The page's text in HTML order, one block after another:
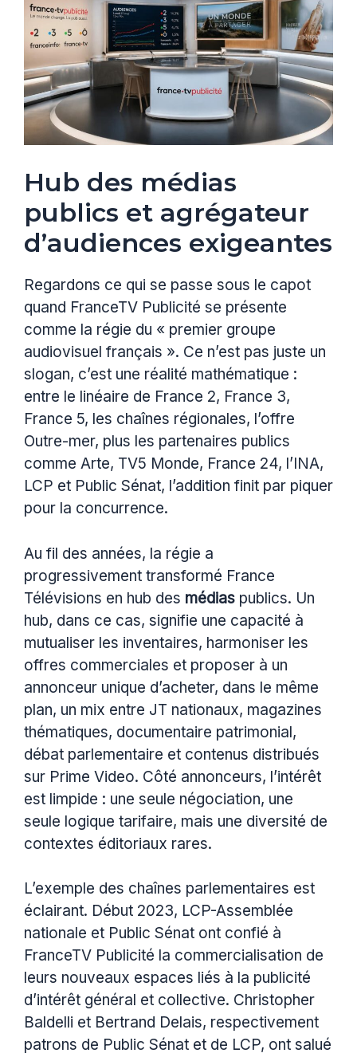
Hub des médias
publics et agrégateur
d’audiences exigeantes
Regardons ce qui se passe sous le capot
quand FranceTV Publicité se présente
comme la régie du « premier groupe
audiovisuel français ». Ce n’est pas juste un
slogan, c’est une réalité mathématique :
entre le linéaire de France 2, France 3,
France 5, les chaînes régionales, l’offre
Outre-mer, plus les partenaires publics
comme Arte, TV5 Monde, France 24, l’INA,
LCP et Public Sénat, l’addition finit par piquer
pour la concurrence.
Au fil des années, la régie a
progressivement transformé France
Télévisions en hub des médias publics. Un
hub, dans ce cas, signifie une capacité à
mutualiser les inventaires, harmoniser les
offres commerciales et proposer à un
annonceur unique d’acheter, dans le même
plan, un mix entre JT nationaux, magazines
thématiques, documentaire patrimonial,
débat parlementaire et contenus distribués
sur Prime Video. Côté annonceurs, l’intérêt
est limpide : une seule négociation, une
seule logique tarifaire, mais une diversité de
contextes éditoriaux rares.
L’exemple des chaînes parlementaires est
éclairant. Début 2023, LCP-Assemblée
nationale et Public Sénat ont confié à
FranceTV Publicité la commercialisation de
leurs nouveaux espaces liés à la publicité
d’intérêt général et collective. Christopher
Baldelli et Bertrand Delais, respectivement
patrons de Public Sénat et de LCP, ont salué